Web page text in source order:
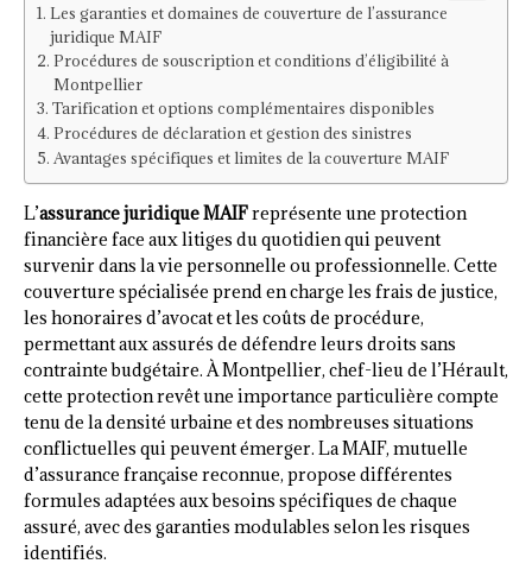
Les garanties et domaines de couverture de l’assurance
juridique MAIF
Procédures de souscription et conditions d’éligibilité à
Montpellier
Tarification et options complémentaires disponibles
Procédures de déclaration et gestion des sinistres
Avantages spécifiques et limites de la couverture MAIF
L’assurance juridique MAIFreprésente une protection
financière face aux litiges du quotidien qui peuvent
survenir dans la vie personnelle ou professionnelle. Cette
couverture spécialisée prend en charge les frais de justice,
les honoraires d’avocat et les coûts de procédure,
permettant aux assurés de défendre leurs droits sans
contrainte budgétaire. À Montpellier, chef-lieu de l’Hérault,
cette protection revêt une importance particulière compte
tenu de la densité urbaine et des nombreuses situations
conflictuelles qui peuvent émerger. La MAIF, mutuelle
d’assurance française reconnue, propose différentes
formules adaptées aux besoins spécifiques de chaque
assuré, avec des garanties modulables selon les risques
identifiés.